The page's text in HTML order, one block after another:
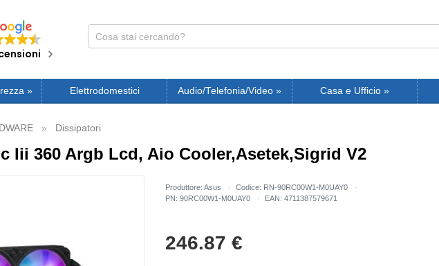
» Elettrodomestici Audio/Telefonia/Video » Casa e Ufficio »
Dissipatori
Iii 360 Argb Lcd, Aio Cooler,Asetek,Sigrid V2
Produttore: Asus
Codice: RN-90RC00W1-M0UAY0
PN: 90RC00W1-M0UAY0
EAN: 4711387579671
246.87 €